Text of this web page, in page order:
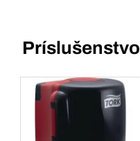
Príslušenstvo